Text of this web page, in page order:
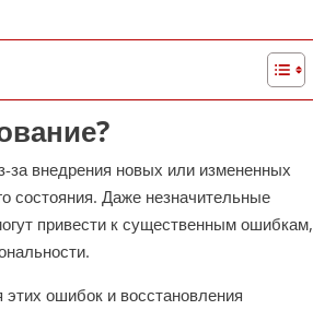
за внедрения новых или измененных
состояния. Даже незначительные
привести к существенным ошибкам,
ошибок и восстановления